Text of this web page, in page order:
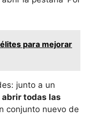
para mejorar
junto a un
abrir todas las
conjunto nuevo de